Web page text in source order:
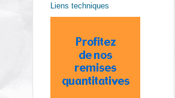
Liens techniques